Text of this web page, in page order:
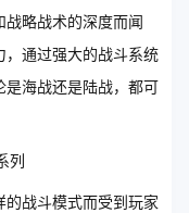
战略战术的深度而闻
，通过强大的战斗系统
海战还是陆战，都可
列
的战斗模式而受到玩家